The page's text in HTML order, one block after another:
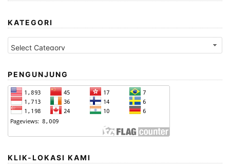
KATEGORI
Kategori
PENGUNJUNG
KLIK-LOKASI KAMI